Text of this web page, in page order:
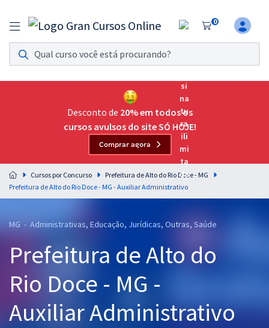
0
Assinatura Ilimitada 11
Acesso a todos os cursos. Teste grátis por 7 dias!
Assinatura OAB Até Passar
Acesso ilimitado a toda preparação para o Exame da
Residências Multiprofissionais
Preparação completa e intensiva para as principais
residências em saúde do Brasil
Cursos 20% OFF
Pós
Graduação
Desconto de 20% em todos os
cursos avulsos do site SÓ HOJE!
Comprar agora
Cursos por Concurso
Prefeitura de Alto do Rio Doce - MG
Prefeitura de Alto do Rio Doce - MG - Auxiliar Administrativo
MG - Administrativas, Educação, Jurídicas, Outras, Saúde
Prefeitura de Alto do
Rio Doce - MG -
Auxiliar Administrativo